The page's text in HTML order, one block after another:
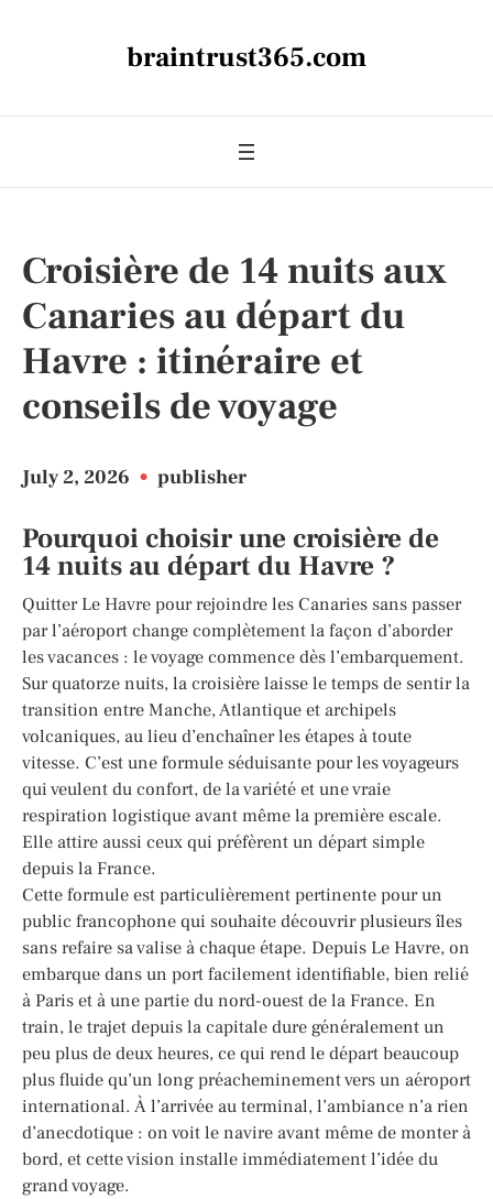
braintrust365.com
Croisière de 14 nuits aux
Canaries au départ du
Havre : itinéraire et
conseils de voyage
July 2, 2026 • publisher
Pourquoi choisir une croisière de
14 nuits au départ du Havre ?
Quitter Le Havre pour rejoindre les Canaries sans passer
par l’aéroport change complètement la façon d’aborder
les vacances : le voyage commence dès l’embarquement.
Sur quatorze nuits, la croisière laisse le temps de sentir la
transition entre Manche, Atlantique et archipels
volcaniques, au lieu d’enchaîner les étapes à toute
vitesse. C’est une formule séduisante pour les voyageurs
qui veulent du confort, de la variété et une vraie
respiration logistique avant même la première escale.
Elle attire aussi ceux qui préfèrent un départ simple
depuis la France.
Cette formule est particulièrement pertinente pour un
public francophone qui souhaite découvrir plusieurs îles
sans refaire sa valise à chaque étape. Depuis Le Havre, on
embarque dans un port facilement identifiable, bien relié
à Paris et à une partie du nord-ouest de la France. En
train, le trajet depuis la capitale dure généralement un
peu plus de deux heures, ce qui rend le départ beaucoup
plus fluide qu’un long préacheminement vers un aéroport
international. À l’arrivée au terminal, l’ambiance n’a rien
d’anecdotique : on voit le navire avant même de monter à
bord, et cette vision installe immédiatement l’idée du
grand voyage.